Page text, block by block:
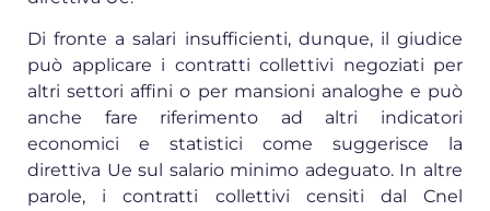
Di fronte a salari insufficienti, dunque, il giudice
può applicare i contratti collettivi negoziati per
altri settori affini o per mansioni analoghe e può
anche fare riferimento ad altri indicatori
economici e statistici come suggerisce la
direttiva Ue sul salario minimo adeguato. In altre
parole, i contratti collettivi censiti dal Cnel